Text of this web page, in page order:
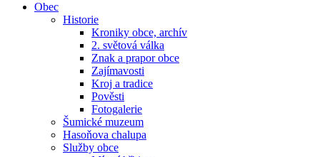
Obec
Historie
Kroniky obce, archív
2. světová válka
Znak a prapor obce
Zajímavosti
Kroj a tradice
Pověsti
Fotogalerie
Šumické muzeum
Hasoňova chalupa
Služby obce